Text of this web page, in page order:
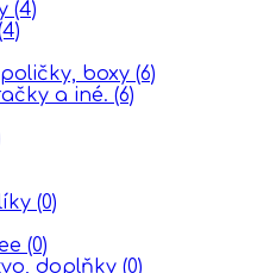
(4)
boxy (6)
a iné. (6)
(0)
(0)
doplňky (0)